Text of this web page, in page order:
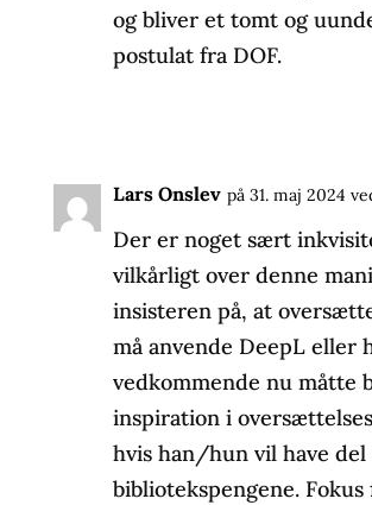
og bliver et tomt og
postulat fra DOF.
Lars Onslev på 31. maj 2024
Der er noget sært
vilkårligt over denne
insisteren på, at
må anvende DeepL eller
vedkommende nu måtte
inspiration i
hvis han/hun vil have del
bibliotekspengene.